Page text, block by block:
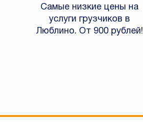
Самые низкие цены на
услуги грузчиков в
Люблино. От 900 рублей!